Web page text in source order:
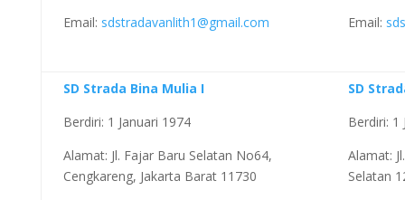
Email: sdstradavanlith1@gmail.com
Email:
SD Strada Bina Mulia I
Berdiri: 1 Januari 1974
Alamat: Jl. Fajar Baru Selatan No64,
Cengkareng, Jakarta Barat 11730
SD
Berdiri: 1
Alamat:
Selatan